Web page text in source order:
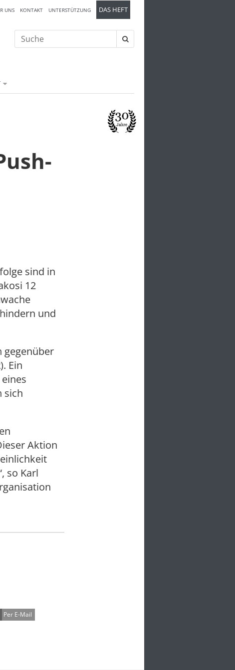
UNS KONTAKT UNTERSTÜTZUNG DAS HEFT
Suche
nach:
sind in
12
und
gegenüber
Ein
sich
Aktion
so Karl
Per E-Mail